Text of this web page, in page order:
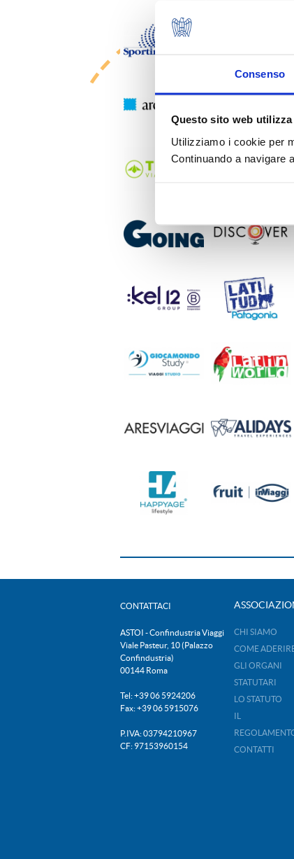
Consenso
Questo sito web
Utilizziamo i cookie per
Continuando a navigare
CONTATTACI
ASTOI - Confindustria Viaggi
Viale Pasteur, 10 (Palazzo
Confindustria)
00144 Roma
Tel: +39 06 5924206
Fax: +39 06 5915076
P.IVA: 03794210967
CF: 97153960154
CHI SIAMO
COME
GLI ORGANI
STATUTARI
LO STATUTO
CONTATTI